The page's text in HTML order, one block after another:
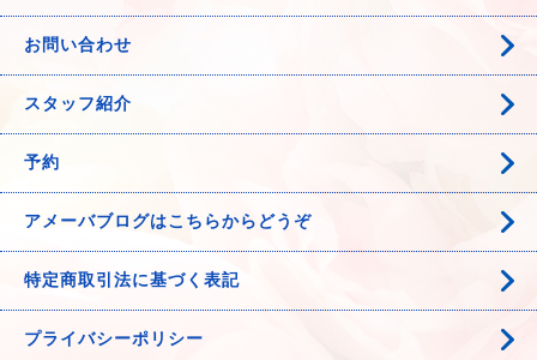
お問い合わせ
スタッフ紹介
予約
アメーバブログはこちらからどうぞ
特定商取引法に基づく表記
プライバシーポリシー